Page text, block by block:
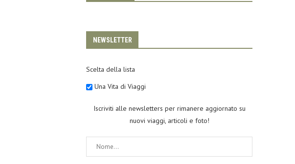
NEWSLETTER
Scelta della lista
Una Vita di Viaggi
Iscriviti alle newsletters per rimanere aggiornato su
nuovi viaggi, articoli e foto!